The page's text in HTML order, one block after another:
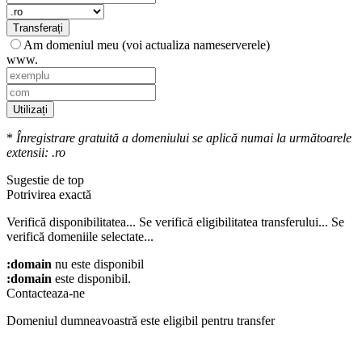
Transferați
Am domeniul meu (voi actualiza nameserverele)
www.
Utilizați
* Înregistrare gratuită a domeniului se aplică numai la următoarele
extensii: .ro
Sugestie de top
Potrivirea exactă
Verifică disponibilitatea... Se verifică eligibilitatea transferului... Se
verifică domeniile selectate...
:domain nu este disponibil
:domain este disponibil.
Contacteaza-ne
Domeniul dumneavoastră este eligibil pentru transfer